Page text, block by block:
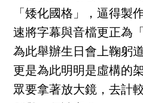
「矮化國格」，逼得製
速將字幕與音檔更正為
為此舉辦生日會上鞠躬
更是為此明明是虛構的
眾要拿著放大鏡，去計